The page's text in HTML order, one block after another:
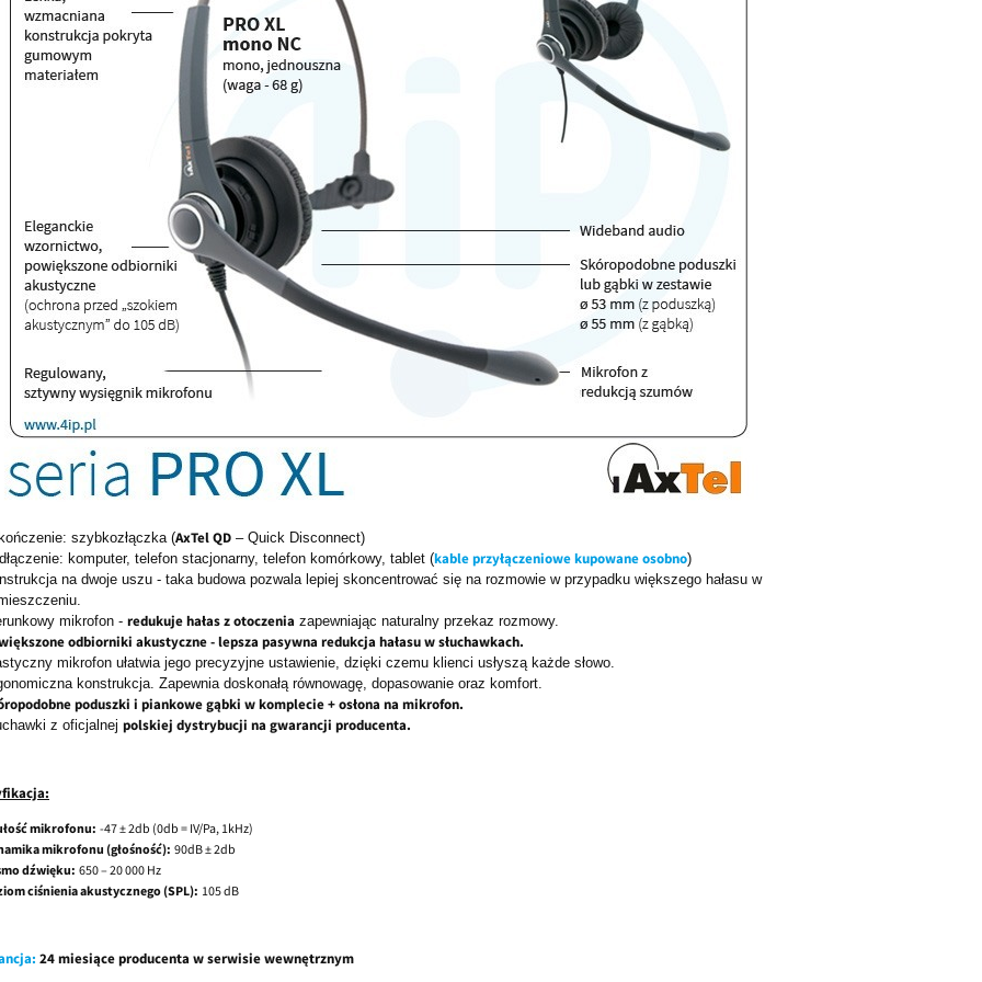
szybkozłączka (AxTel QD – Quick Disconnect)
komputer, telefon stacjonarny, telefon komórkowy, tablet (kable przyłączeniowe kupowane osobno)
na dwoje uszu - taka budowa pozwala lepiej skoncentrować się na rozmowie w przypadku większego hałasu w
mikrofon - redukuje hałas z otoczenia zapewniając naturalny przekaz rozmowy.
odbiorniki akustyczne - lepsza pasywna redukcja hałasu w słuchawkach.
mikrofon ułatwia jego precyzyjne ustawienie, dzięki czemu klienci usłyszą każde słowo.
konstrukcja. Zapewnia doskonałą równowagę, dopasowanie oraz komfort.
poduszki i piankowe gąbki w komplecie + osłona na mikrofon.
z oficjalnej polskiej dystrybucji na gwarancji producenta.
mikrofonu: -47 ± 2db (0db = IV/Pa, 1kHz)
mikrofonu (głośność): 90dB ± 2db
dźwięku: 650 – 20 000 Hz
ciśnienia akustycznego (SPL): 105 dB
24 miesiące producenta w serwisie wewnętrznym